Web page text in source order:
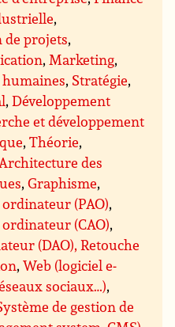
,
de projets,
, Marketing,
humaines, Stratégie,
,Développement
et développement
,Théorie,
Architecture des
,Graphisme,
(PAO),
(CAO),
(DAO), Retouche
,Web (logiciel e-
sociaux…),
de gestion de